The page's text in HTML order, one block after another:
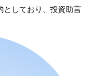
としており、投資助言